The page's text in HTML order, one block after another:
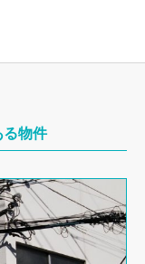
る物件